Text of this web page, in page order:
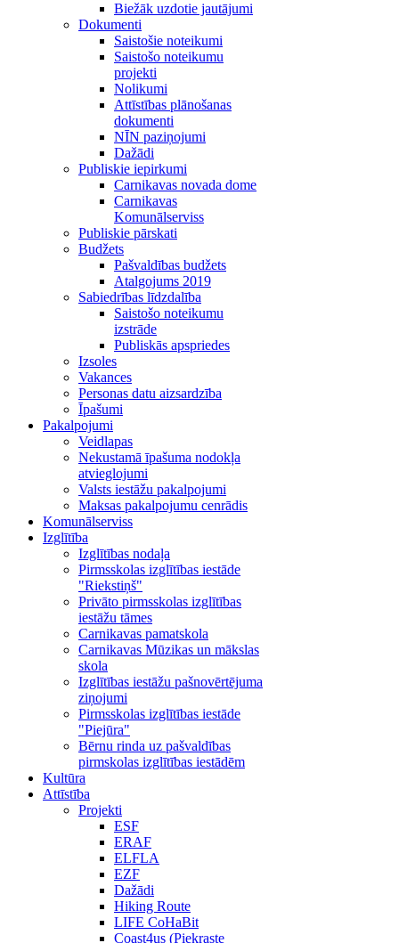
Biežāk uzdotie jautājumi
Dokumenti
Saistošie noteikumi
Saistošo noteikumu
projekti
Nolikumi
Attīstības plānošanas
dokumenti
NĪN paziņojumi
Dažādi
Publiskie iepirkumi
Carnikavas novada dome
Carnikavas
Komunālserviss
Publiskie pārskati
Budžets
Pašvaldības budžets
Atalgojums 2019
Sabiedrības līdzdalība
Saistošo noteikumu
izstrāde
Publiskās apspriedes
Izsoles
Vakances
Personas datu aizsardzība
Īpašumi
Pakalpojumi
Veidlapas
Nekustamā īpašuma nodokļa
atvieglojumi
Valsts iestāžu pakalpojumi
Maksas pakalpojumu cenrādis
Komunālserviss
Izglītība
Izglītības nodaļa
Pirmsskolas izglītības iestāde
"Riekstiņš"
Privāto pirmsskolas izglītības
iestāžu tāmes
Carnikavas pamatskola
Carnikavas Mūzikas un mākslas
skola
Izglītības iestāžu pašnovērtējuma
ziņojumi
Pirmsskolas izglītības iestāde
"Piejūra"
Bērnu rinda uz pašvaldības
pirmskolas izglītības iestādēm
Kultūra
Attīstība
Projekti
ESF
ERAF
ELFLA
EZF
Dažādi
Hiking Route
LIFE CoHaBit
Coast4us (Piekraste